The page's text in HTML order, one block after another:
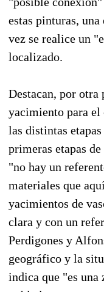
estas pinturas,
vez se realice un
localizado.
Destacan, por otra
yacimiento para
las distintas
primeras etapas
"no hay un
materiales que
yacimientos de
clara y con un
Perdigones y
geográfico y la
indica que "es una